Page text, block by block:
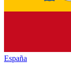
España